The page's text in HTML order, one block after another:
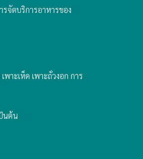
จัดบริการอาหารของ
าะเห็ด เพาะถั่วงอก การ
นต้น